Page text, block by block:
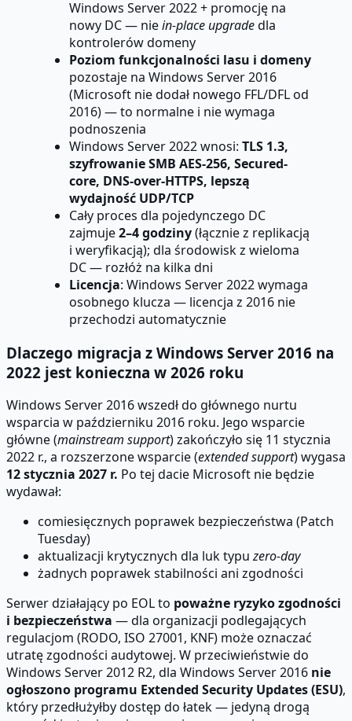
Windows Server 2022 + promocję na
nowy DC — niein-place upgradedla
kontrolerów domeny
Poziom funkcjonalności lasu i domeny
pozostaje na Windows Server 2016
(Microsoft nie dodał nowego FFL/DFL od
2016) — to normalne i nie wymaga
podnoszenia
Windows Server 2022 wnosi: TLS 1.3,
szyfrowanie SMB AES-256, Secured-
core, DNS-over-HTTPS, lepszą
wydajność UDP/TCP
Cały proces dla pojedynczego DC
zajmuje2–4 godziny(łącznie z replikacją
i weryfikacją); dla środowisk z wieloma
DC — rozłóż na kilka dni
Licencja: Windows Server 2022 wymaga
osobnego klucza — licencja z 2016 nie
przechodzi automatycznie
Dlaczego migracja z Windows Server 2016 na
2022 jest konieczna w 2026 roku
Windows Server 2016 wszedł do głównego nurtu
wsparcia w październiku 2016 roku. Jego wsparcie
główne (mainstream support) zakończyło się 11 stycznia
2022 r., a rozszerzone wsparcie (extended support) wygasa
12 stycznia 2027 r. Po tej dacie Microsoft nie będzie
wydawał:
comiesięcznych poprawek bezpieczeństwa (Patch
Tuesday)
aktualizacji krytycznych dla luk typuzero-day
żadnych poprawek stabilności ani zgodności
Serwer działający po EOL to poważne ryzyko zgodności
i bezpieczeństwa — dla organizacji podlegających
regulacjom (RODO, ISO 27001, KNF) może oznaczać
utratę zgodności audytowej. W przeciwieństwie do
Windows Server 2012 R2, dla Windows Server 2016 nie
ogłoszono programu Extended Security Updates (ESU),
który przedłużyłby dostęp do łatek — jedyną drogą